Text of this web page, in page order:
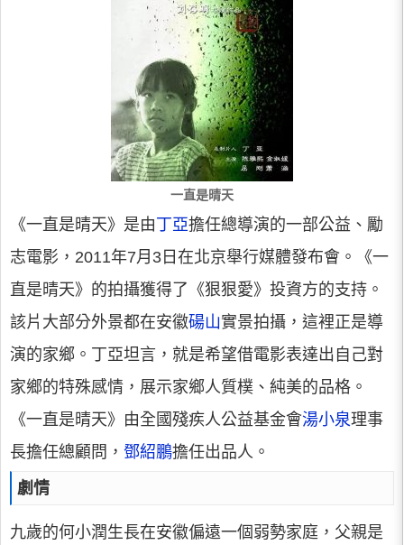
一直是晴天
《一直是晴天》是由丁亞擔任總導演的一部公益、勵
志電影，2011年7月3日在北京舉行媒體發布會。《一
直是晴天》的拍攝獲得了《狠狠愛》投資方的支持。
該片大部分外景都在安徽碭山實景拍攝，這裡正是導
演的家鄉。丁亞坦言，就是希望借電影表達出自己對
家鄉的特殊感情，展示家鄉人質樸、純美的品格。
《一直是晴天》由全國殘疾人公益基金會湯小泉理事
長擔任總顧問， 鄧紹鵬擔任出品人。
劇情
九歲的何小潤生長在安徽偏遠一個弱勢家庭，父親是